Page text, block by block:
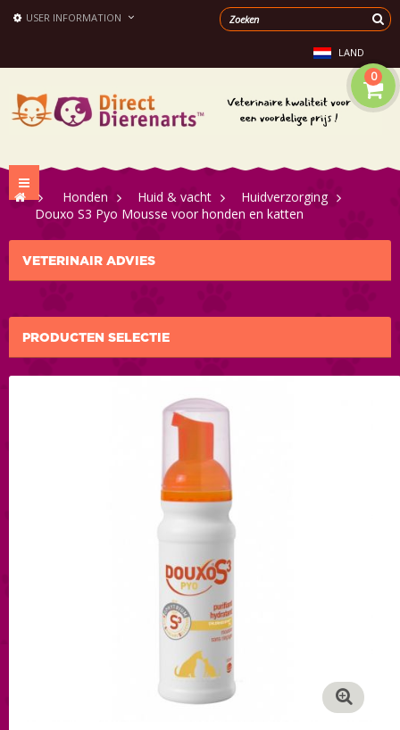
USER INFORMATION
LAND
0
Toggle
navigation
> Honden > Huid & vacht >
Huidverzorging
Douxo S3 Pyo Mousse voor honden en katten
VETERINAIR ADVIES
PRODUCTEN SELECTIE